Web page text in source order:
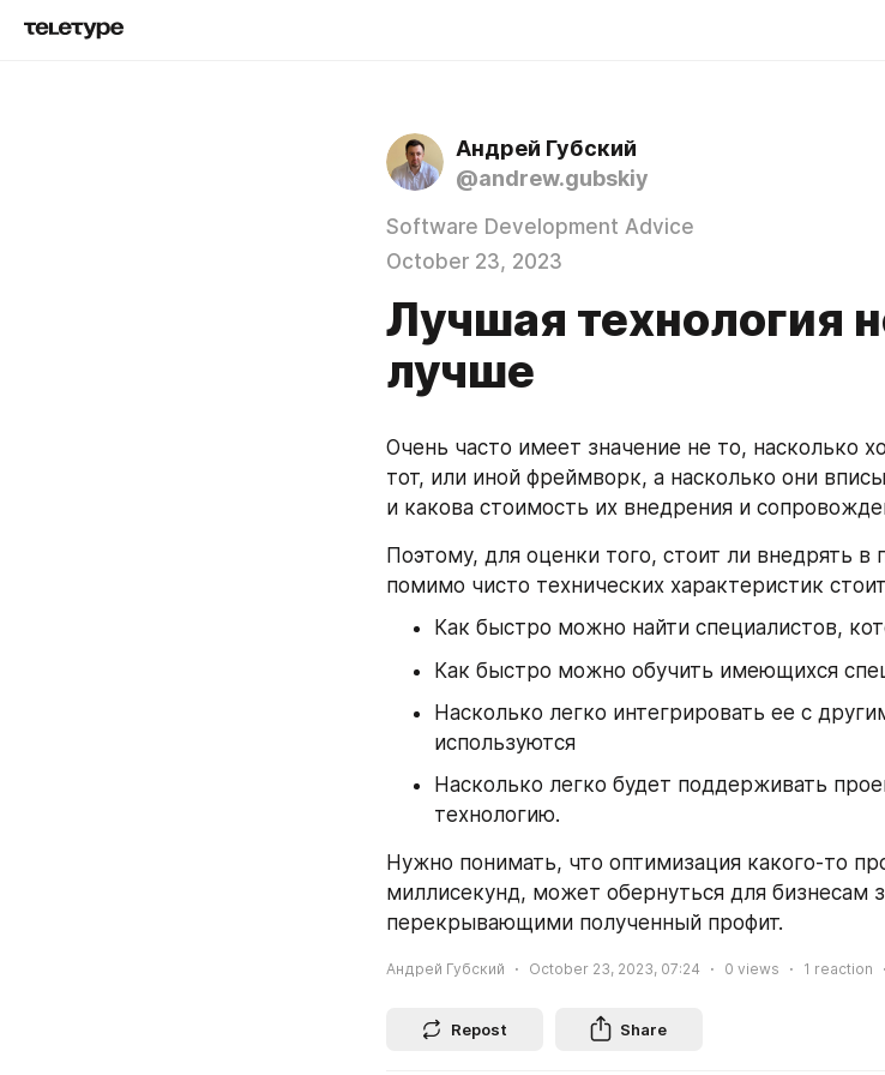
Андрей Губский
@andrew.gubskiy
Software Development Advice
October 23, 2023
Лучшая технология
лучше
Очень часто имеет значение не то, насколько
тот, или иной фреймворк, а насколько они
и какова стоимость их внедрения и
Поэтому, для оценки того, стоит ли внедрять
помимо чисто технических характеристик
Как быстро можно найти специалистов,
Как быстро можно обучить имеющихся
Насколько легко интегрировать ее с
используются
Насколько легко будет поддерживать
технологию.
Нужно понимать, что оптимизация какого-то
миллисекунд, может обернуться для бизнесам
перекрывающими полученный профит.
Андрей Губский October 23, 2023, 07:24 0 views 1 reaction
Repost Share